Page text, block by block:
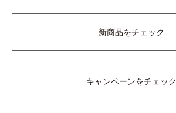
新商品をチェック
キャンペーンをチェック